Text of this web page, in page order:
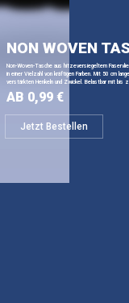
NON WOVEN
Non-Woven-Tasche aus hitzeversiegeltem
in einer Vielzahl von kräftigen Farben. Mit 50 cm
verstärkten Henkeln und Zwickel. Belastbar mit bis
Jetzt Bestellen
AB 0,99 €